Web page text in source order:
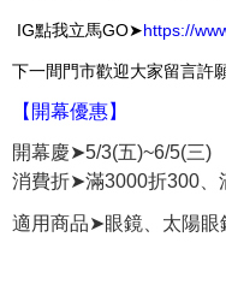
IG點我立馬GO➤https://
下一間門市歡迎大家留言許
【開幕優惠】
開幕慶➤5/3(五)~6/5(三)
消費折➤滿3000折300、
適用商品➤眼鏡、太陽眼